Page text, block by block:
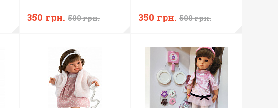
350 грн. 500грн. 350 грн. 500грн.